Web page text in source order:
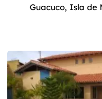
Guacuco, Isla de
destino que
natural, cultura
excelente
esta ocasión, te